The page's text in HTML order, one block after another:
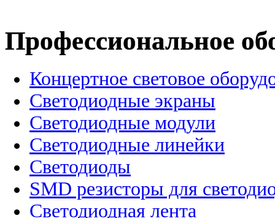
Профессиональное
Концертное световое
Cветодиодные экраны
Светодиодные модули
Светодиодные линейки
Светодиоды
SMD резисторы для
Светодиодная лента